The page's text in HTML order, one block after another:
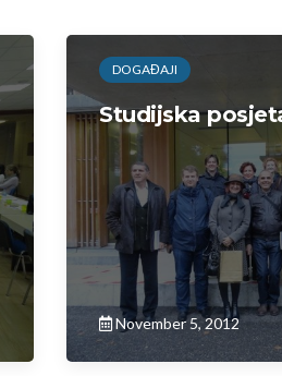
DOGAĐAJI
Studijska
November 5, 2012